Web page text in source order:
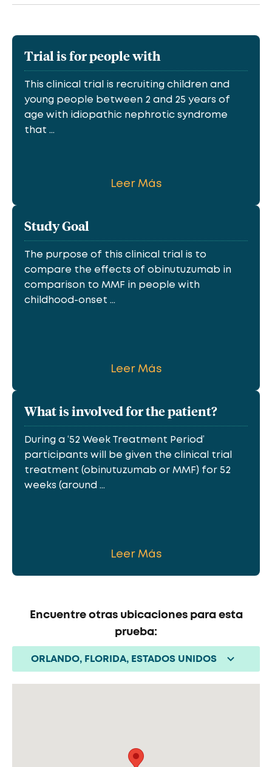
Trial is for people with
This clinical trial is recruiting children and
young people between 2 and 25 years of
age with idiopathic nephrotic syndrome
that ...
Leer Más
Study Goal
The purpose of this clinical trial is to
compare the effects of obinutuzumab in
comparison to MMF in people with
childhood-onset ...
Leer Más
What is involved for the patient?
During a ‘52 Week Treatment Period’
participants will be given the clinical trial
treatment (obinutuzumab or MMF) for 52
weeks (around ...
Leer Más
Encuentre otras ubicaciones para esta
prueba:
ORLANDO, FLORIDA, ESTADOS UNIDOS